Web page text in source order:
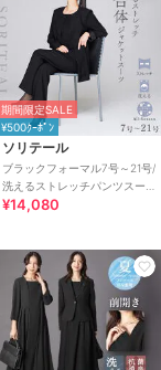
期間限定SALE
¥500ｸｰﾎﾟﾝ
ソリテール
ブラックフォーマル7号～21号/
洗えるストレッチパンツスー
ツ/２点セット/喪服/卒業式/卒
¥14,080